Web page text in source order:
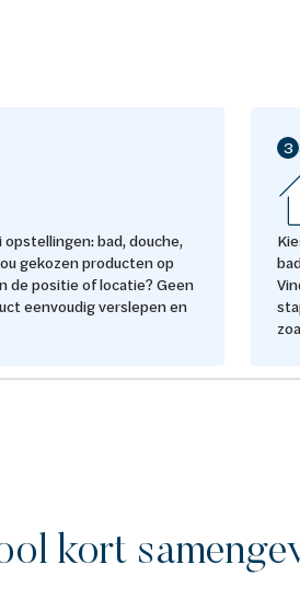
bad, douche,
gekozen producten op
de positie of locatie? Geen
eenvoudig verslepen en
3
kort